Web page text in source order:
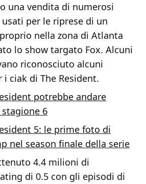
una vendita di numerosi
per le riprese di un
nella zona di Atlanta
lo show targato Fox. Alcuni
riconosciuto alcuni
ciak di The Resident.
potrebbe andare
6
5: le prime foto di
nel season finale della serie
4.4 milioni di
di 0.5 con gli episodi di